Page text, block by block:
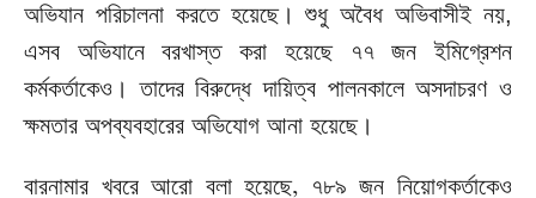
অভিযান পরিচালনা করতে হয়েছে। শুধু অবৈধ অভিবাসীই নয়,
এসব
অভিযানে বরখাস্ত করা হয়েছে ৭৭ জন
ইমিগ্রেশন
কর্মকর্তাকেও।
তাদের বিরুদ্ধে দায়িত্ব পালনকালে অসদাচরণ ও
ক্ষমতার অপব্যবহারের অভিযোগ আনা হয়েছে।
বারনামার খবরে আরো বলা হয়েছে, ৭৮৯ জন নিয়োগকর্তাকেও